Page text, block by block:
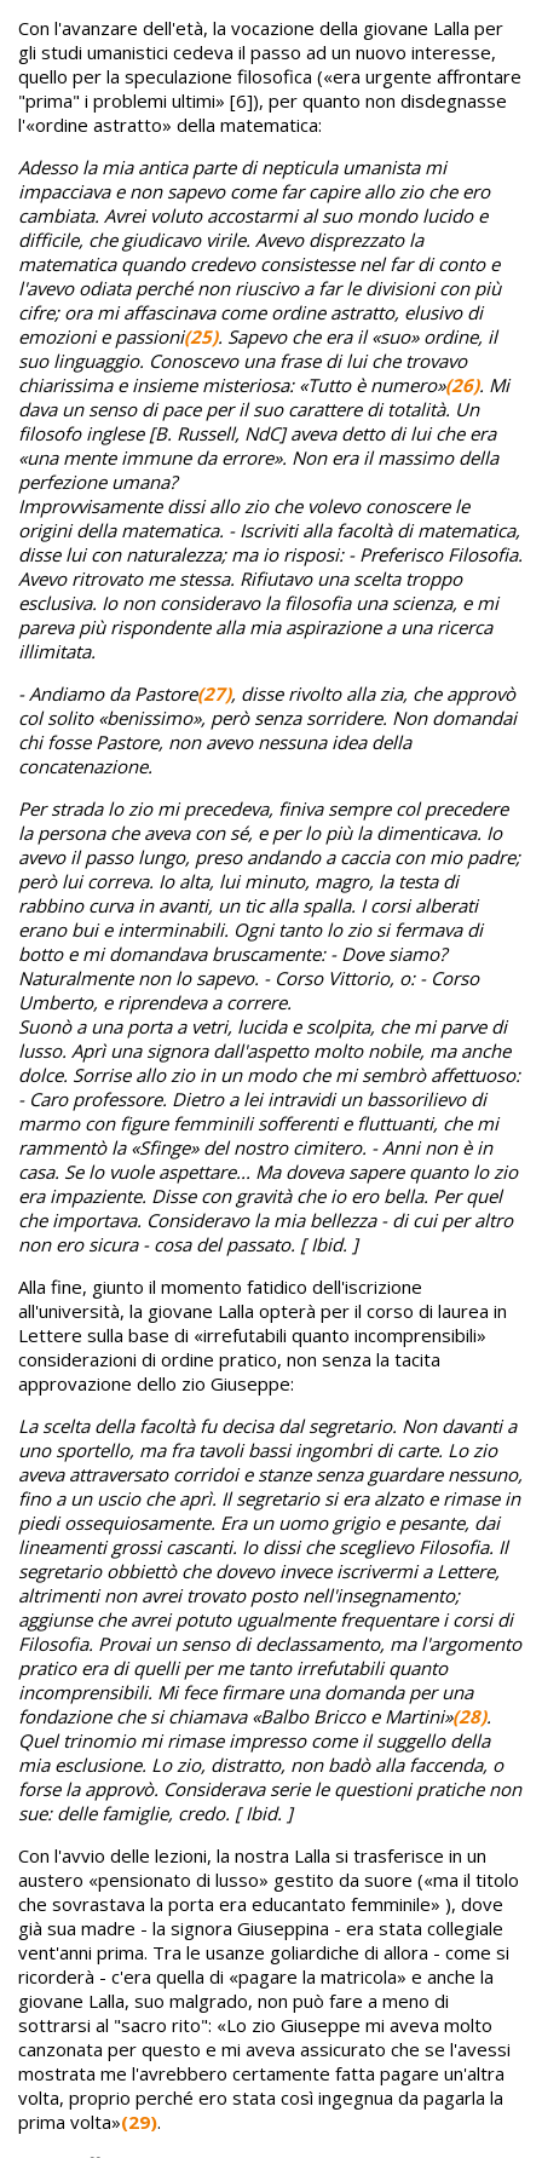
Con l'avanzare dell'età, la vocazione della giovane Lalla per
gli studi umanistici cedeva il passo ad un nuovo interesse,
quello per la speculazione filosofica («era urgente affrontare
"prima" i problemi ultimi» [6]), per quanto non disdegnasse
l'«ordine astratto» della matematica:
Adesso la mia antica parte di nepticula umanista mi
impacciava e non sapevo come far capire allo zio che ero
cambiata. Avrei voluto accostarmi al suo mondo lucido e
difficile, che giudicavo virile. Avevo disprezzato la
matematica quando credevo consistesse nel far di conto e
l'avevo odiata perché non riuscivo a far le divisioni con più
cifre; ora mi affascinava come ordine astratto, elusivo di
emozioni e passioni(25). Sapevo che era il «suo» ordine, il
suo linguaggio. Conoscevo una frase di lui che trovavo
chiarissima e insieme misteriosa: «Tutto è numero»(26). Mi
dava un senso di pace per il suo carattere di totalità. Un
filosofo inglese [B. Russell, NdC] aveva detto di lui che era
«una mente immune da errore». Non era il massimo della
perfezione umana?
Improvvisamente dissi allo zio che volevo conoscere le
origini della matematica. - Iscriviti alla facoltà di matematica,
disse lui con naturalezza; ma io risposi: - Preferisco Filosofia.
Avevo ritrovato me stessa. Rifiutavo una scelta troppo
esclusiva. Io non consideravo la filosofia una scienza, e mi
pareva più rispondente alla mia aspirazione a una ricerca
illimitata.
- Andiamo da Pastore(27), disse rivolto alla zia, che approvò
col solito «benissimo», però senza sorridere. Non domandai
chi fosse Pastore, non avevo nessuna idea della
concatenazione.
Per strada lo zio mi precedeva, finiva sempre col precedere
la persona che aveva con sé, e per lo più la dimenticava. Io
avevo il passo lungo, preso andando a caccia con mio padre;
però lui correva. Io alta, lui minuto, magro, la testa di
rabbino curva in avanti, un tic alla spalla. I corsi alberati
erano bui e interminabili. Ogni tanto lo zio si fermava di
botto e mi domandava bruscamente: - Dove siamo?
Naturalmente non lo sapevo. - Corso Vittorio, o: - Corso
Umberto, e riprendeva a correre.
Suonò a una porta a vetri, lucida e scolpita, che mi parve di
lusso. Aprì una signora dall'aspetto molto nobile, ma anche
dolce. Sorrise allo zio in un modo che mi sembrò affettuoso:
- Caro professore. Dietro a lei intravidi un bassorilievo di
marmo con figure femminili sofferenti e fluttuanti, che mi
rammentò la «Sfinge» del nostro cimitero. - Anni non è in
casa. Se lo vuole aspettare... Ma doveva sapere quanto lo zio
era impaziente. Disse con gravità che io ero bella. Per quel
che importava. Consideravo la mia bellezza - di cui per altro
non ero sicura - cosa del passato. [ Ibid. ]
Alla fine, giunto il momento fatidico dell'iscrizione
all'università, la giovane Lalla opterà per il corso di laurea in
Lettere sulla base di «irrefutabili quanto incomprensibili»
considerazioni di ordine pratico, non senza la tacita
approvazione dello zio Giuseppe:
La scelta della facoltà fu decisa dal segretario. Non davanti a
uno sportello, ma fra tavoli bassi ingombri di carte. Lo zio
aveva attraversato corridoi e stanze senza guardare nessuno,
fino a un uscio che aprì. Il segretario si era alzato e rimase in
piedi ossequiosamente. Era un uomo grigio e pesante, dai
lineamenti grossi cascanti. Io dissi che sceglievo Filosofia. Il
segretario obbiettò che dovevo invece iscrivermi a Lettere,
altrimenti non avrei trovato posto nell'insegnamento;
aggiunse che avrei potuto ugualmente frequentare i corsi di
Filosofia. Provai un senso di declassamento, ma l'argomento
pratico era di quelli per me tanto irrefutabili quanto
incomprensibili. Mi fece firmare una domanda per una
fondazione che si chiamava «Balbo Bricco e Martini»(28).
Quel trinomio mi rimase impresso come il suggello della
mia esclusione. Lo zio, distratto, non badò alla faccenda, o
forse la approvò. Considerava serie le questioni pratiche non
sue: delle famiglie, credo. [ Ibid. ]
Con l'avvio delle lezioni, la nostra Lalla si trasferisce in un
austero «pensionato di lusso» gestito da suore («ma il titolo
che sovrastava la porta era educantato femminile» ), dove
già sua madre - la signora Giuseppina - era stata collegiale
vent'anni prima. Tra le usanze goliardiche di allora - come si
ricorderà - c'era quella di «pagare la matricola» e anche la
giovane Lalla, suo malgrado, non può fare a meno di
sottrarsi al "sacro rito": «Lo zio Giuseppe mi aveva molto
canzonata per questo e mi aveva assicurato che se l'avessi
mostrata me l'avrebbero certamente fatta pagare un'altra
volta, proprio perché ero stata così ingegnua da pagarla la
prima volta»(29).